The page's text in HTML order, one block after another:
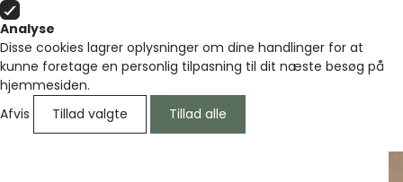
Analyse
Disse cookies lagrer oplysninger om dine handlinger for at
kunne foretage en personlig tilpasning til dit næste besøg på
hjemmesiden.
Afvis
Tillad valgte Tillad alle